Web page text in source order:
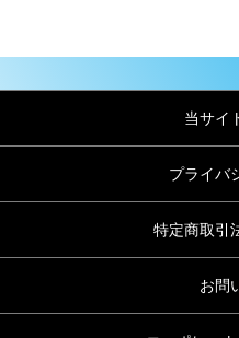
当サイ
プライバ
特定商取引
お問